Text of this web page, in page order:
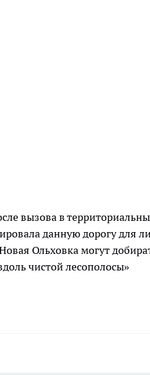
вызова в
данную дорогу для
Ольховка могут
чистой лесополосы»